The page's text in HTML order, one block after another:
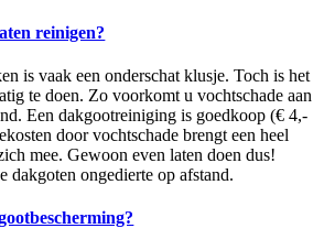
reinigen?
is vaak een onderschat klusje. Toch is het
te doen. Zo voorkomt u vochtschade aan
Een dakgootreiniging is goedkoop (€ 4,-
door vochtschade brengt een heel
mee. Gewoon even laten doen dus!
dakgoten ongedierte op afstand.